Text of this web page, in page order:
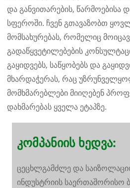
და განვითარების, წარმოებისა
სფეროში. ჩვენ გთავაზობთ
მომსახურებას, რომელიც
გადაწყვეტილებების
გაყიდვებს, საწყობებს და
მხარდაჭერას, რაც
მომხმარებლები მიიღებენ
დახმარებას ყველა ეტაპზე.
კომპანიის ხედვა:
ცეცხლგამძლე და
ინდუსტრიის საერთაშორისო